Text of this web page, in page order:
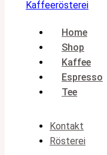
Home
Shop
Kaffee
Espresso
Tee
Kontakt
Rösterei